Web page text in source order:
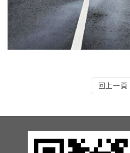
10.反向尋車系統實績
11.周邊配備-紅綠燈實績
13.周邊配備-防撞條實績
15.周邊配備-安全警示實績
回上一頁